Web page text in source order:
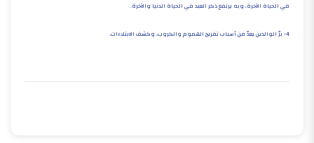
في الحياة الآخرة، وبه يرتفع ذكر العبد في الحياة الدنيا والآخرة.
4- برّ الوالدين يعدّ من أسباب تفريج الهموم والكروب، وكشف الابتلاءات.